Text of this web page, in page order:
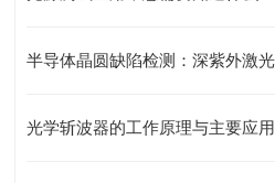
光学斩波器的工作原理与主要应用